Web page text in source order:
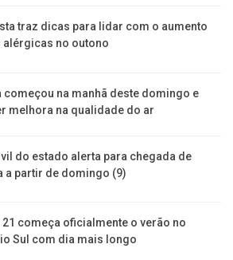
traz dicas para lidar com o aumento
alérgicas no outono
começou na manhã deste domingo e
melhora na qualidade do ar
do estado alerta para chegada de
a partir de domingo (9)
21 começa oficialmente o verão no
Sul com dia mais longo